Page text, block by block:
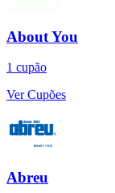
About You
1 cupão
Ver Cupões
Abreu